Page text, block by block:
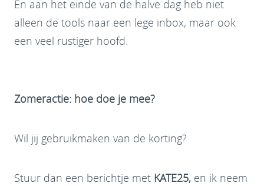
En aan het einde van de halve dag heb niet
alleen de tools naar een lege inbox, maar ook
een veel rustiger hoofd.
Zomeractie: hoe doe je mee?
Wil jij gebruikmaken van de korting?
Stuur dan een berichtje met KATE25, en ik neem